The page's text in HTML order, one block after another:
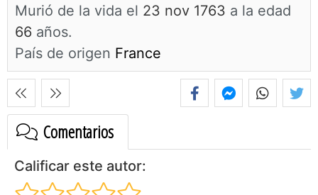
Murió de la vida el 23 nov 1763 a la edad
66 años.
País de origen France
Comentarios
Calificar este autor: